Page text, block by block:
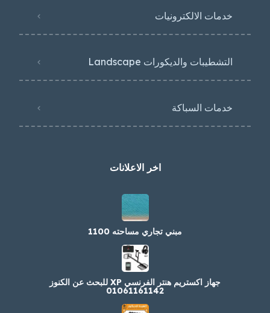
خدمات الالكترونيات
التشطيبات والديكورات Landscape
خدمات السباكة
اخر الاعلانات
مبني تجاري مساحته 1100
جهاز اكستريم هنتر الفرنسي XP للبحث عن الكنوز
01061161142